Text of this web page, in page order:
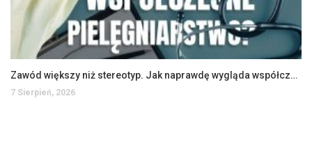
Zawód większy niż stereotyp. Jak naprawdę wygląda współczesne pielęgniarstwo?
7 Sierpień, 2026